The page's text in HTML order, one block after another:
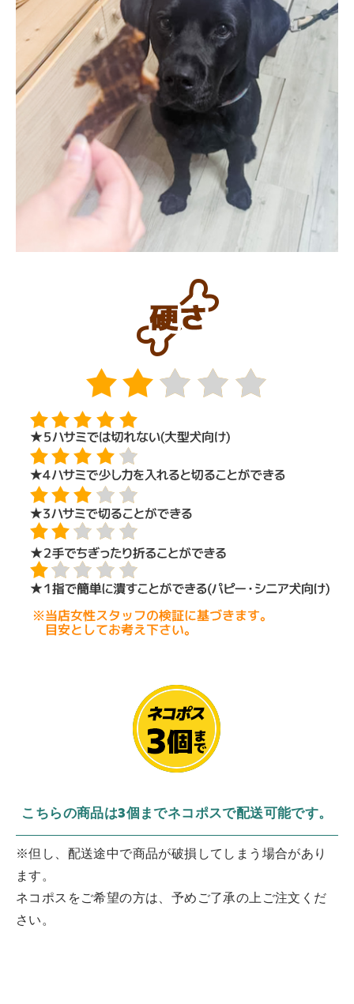
こちらの商品は3個までネコポスで配送可能です。
※但し、配送途中で商品が破損してしまう場合があり
ます。
ネコポスをご希望の方は、予めご了承の上ご注文くだ
さい。